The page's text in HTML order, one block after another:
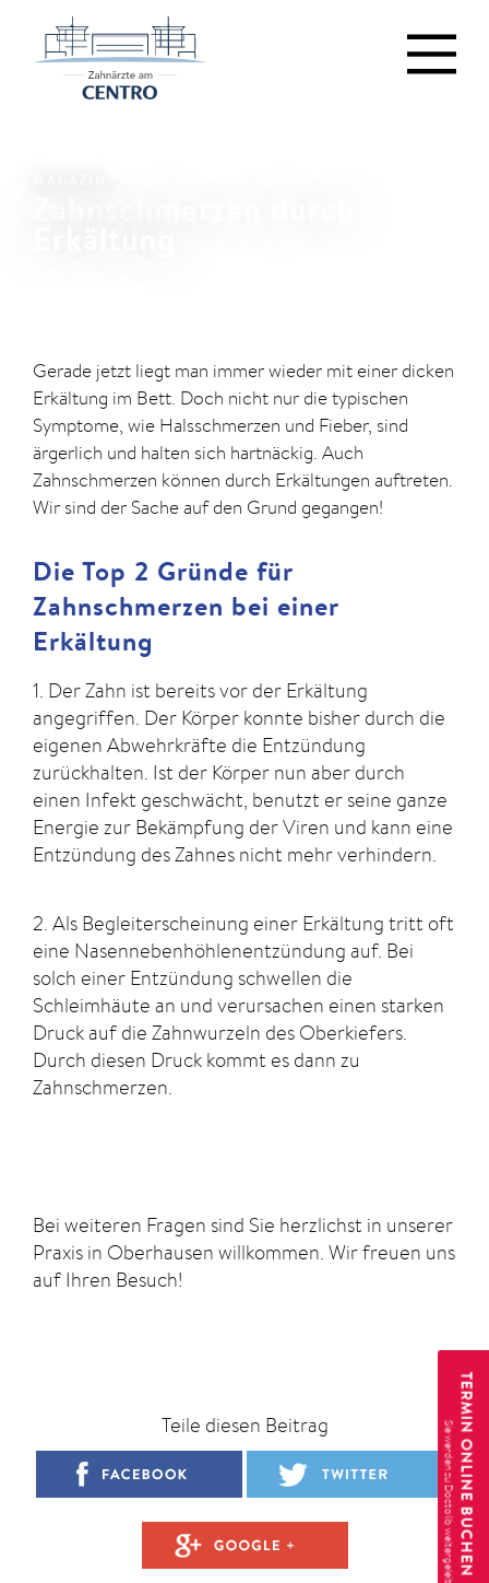
Gerade jetzt liegt man immer wieder mit einer dicken
Erkältung im Bett. Doch nicht nur die typischen
Symptome, wie Halsschmerzen und Fieber, sind
ärgerlich und halten sich hartnäckig. Auch
Zahnschmerzen können durch Erkältungen auftreten.
Wir sind der Sache auf den Grund gegangen!
Die Top 2 Gründe für
Zahnschmerzen bei einer
Erkältung
1. Der Zahn ist bereits vor der Erkältung
angegriffen. Der Körper konnte bisher durch die
eigenen Abwehrkräfte die Entzündung
zurückhalten. Ist der Körper nun aber durch
einen Infekt geschwächt, benutzt er seine ganze
Energie zur Bekämpfung der Viren und kann eine
Entzündung des Zahnes nicht mehr verhindern.
2. Als Begleiterscheinung einer Erkältung tritt oft
eine Nasennebenhöhlenentzündung auf. Bei
solch einer Entzündung schwellen die
Schleimhäute an und verursachen einen starken
Druck auf die Zahnwurzeln des Oberkiefers.
Durch diesen Druck kommt es dann zu
Zahnschmerzen.
Bei weiteren Fragen sind Sie herzlichst in unserer
Praxis in Oberhausen willkommen. Wir freuen uns
auf Ihren Besuch!
Teile diesen Beitrag TERMIN ONLINE BUCHEN